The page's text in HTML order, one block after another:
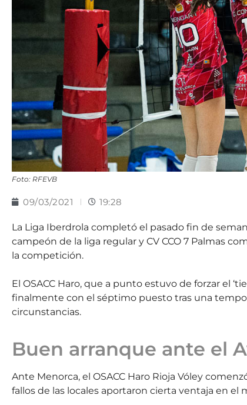
Foto: RFEVB
09/03/2021 19:28
La Liga Iberdrola completó el pasado fin de
campeón de la liga regular y CV CCO 7 Palmas
la competición.
El OSACC Haro, que a punto estuvo de forzar el
finalmente con el séptimo puesto tras una
circunstancias.
Buen arranque ante el
Ante Menorca, el OSACC Haro Rioja Vóley
fallos de las locales aportaron cierta ventaja en el